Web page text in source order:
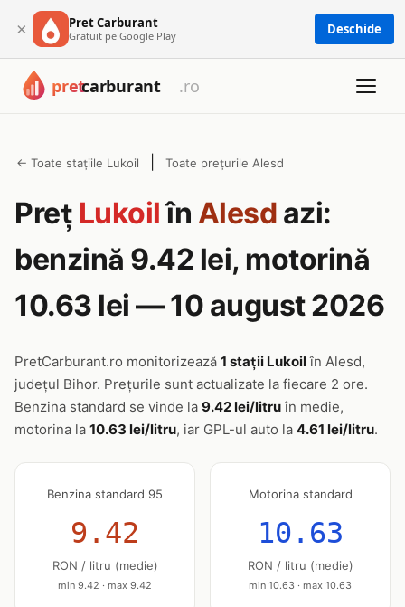
× Pret Carburant
Gratuit pe Google Play Deschide
← Toate stațiile Lukoil Toate prețurile Alesd
Preț Lukoilîn Alesd azi:
benzină 9.42 lei, motorină
10.63 lei — 10 august 2026
PretCarburant.ro monitorizează 1 stații Lukoilîn Alesd,
județul Bihor. Prețurile sunt actualizate la fiecare 2 ore.
Benzina standard se vinde la 9.42 lei/litruîn medie,
motorina la 10.63 lei/litru, iar GPL-ul auto la 4.61 lei/litru.
Benzina standard 95
9.42
RON / litru (medie)
min 9.42 · max 9.42
Motorina standard
10.63
RON / litru (medie)
min 10.63 · max 10.63